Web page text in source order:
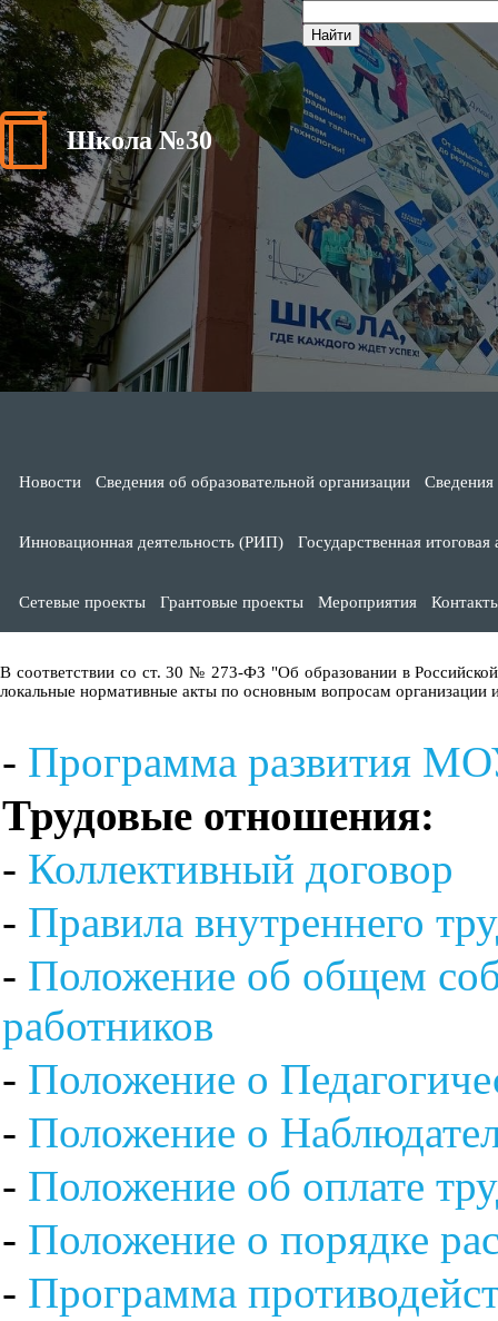
Школа №30
Новости Сведения об образовательной организации Сведения
Инновационная деятельность (РИП) Государственная итоговая
Сетевые проекты Грантовые проекты Мероприятия
В соответствии со ст. 30 № 273-ФЗ "Об образовании в
локальные нормативные акты по основным вопросам организации
- Программа развития
Трудовые отношения:
- Коллективный договор
- Правила внутреннего
- Положение об общем
работников
- Положение о
- Положение о
- Положение об оплате
- Положение о порядке
- Программа